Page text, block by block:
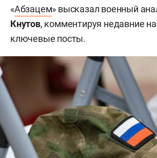
«Абзацем» высказал военный
Кнутов, комментируя недавние
ключевые посты.